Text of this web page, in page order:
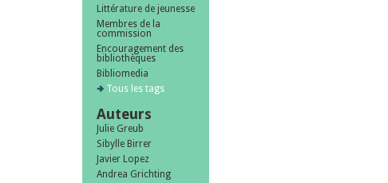
Littérature de jeunesse
Membres de la
commission
Encouragement des
bibliothèques
Bibliomedia
Tous les tags
Auteurs
Julie Greub
Sibylle Birrer
Javier Lopez
Andrea Grichting